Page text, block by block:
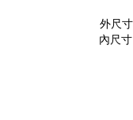
外尺
內尺